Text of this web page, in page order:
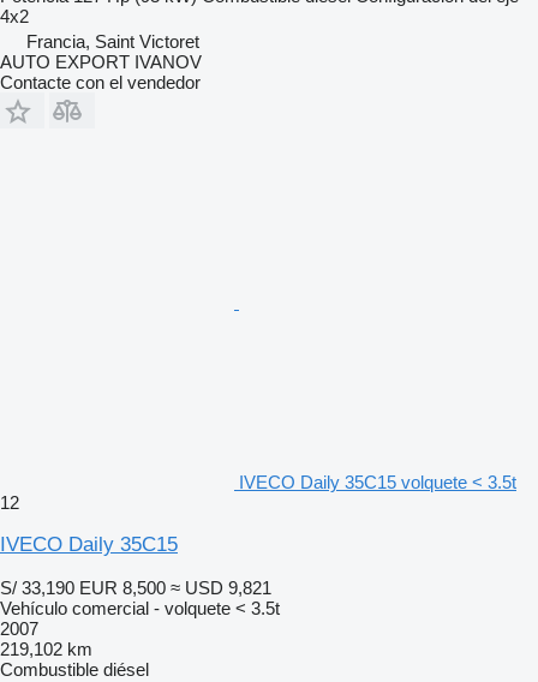
4x2
Francia, Saint Victoret
AUTO EXPORT IVANOV
Contacte con el vendedor
IVECO Daily 35C15 volquete < 3.5t
12
IVECO Daily 35C15
S/ 33,190 EUR 8,500 ≈ USD 9,821
Vehículo comercial - volquete < 3.5t
2007
219,102 km
Combustible diésel